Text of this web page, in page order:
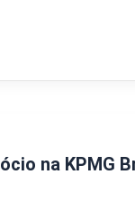
na KPMG